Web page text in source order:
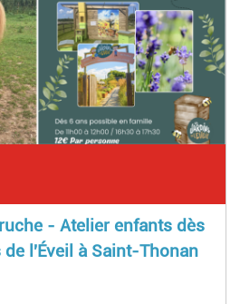
- Atelier enfants dès
l'Éveil à Saint-Thonan